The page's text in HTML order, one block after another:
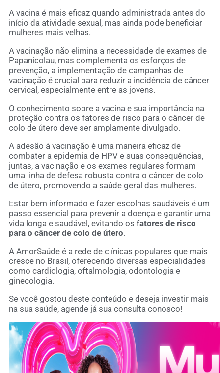
A vacina é mais eficaz quando administrada antes do
início da atividade sexual, mas ainda pode beneficiar
mulheres mais velhas.
A vacinação não elimina a necessidade de exames de
Papanicolau, mas complementa os esforços de
prevenção, a implementação de campanhas de
vacinação é crucial para reduzir a incidência de câncer
cervical, especialmente entre as jovens.
O conhecimento sobre a vacina e sua importância na
proteção contra os fatores de risco para o câncer de
colo de útero deve ser amplamente divulgado.
A adesão à vacinação é uma maneira eficaz de
combater a epidemia de HPV e suas consequências,
juntas, a vacinação e os exames regulares formam
uma linha de defesa robusta contra o câncer de colo
de útero, promovendo a saúde geral das mulheres.
Estar bem informado e fazer escolhas saudáveis é um
passo essencial para prevenir a doença e garantir uma
vida longa e saudável, evitando os fatores de risco
para o câncer de colo de útero.
A AmorSaúde é a rede de clínicas populares que mais
cresce no Brasil, oferecendo diversas especialidades
como cardiologia, oftalmologia, odontologia e
ginecologia.
Se você gostou deste conteúdo e deseja investir mais
na sua saúde, agende já sua consulta conosco!